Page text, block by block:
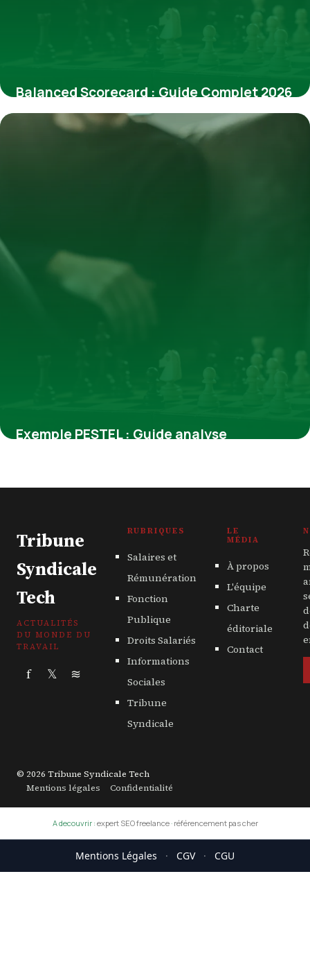
Balanced Scorecard : Guide Complet 2026
25 juin 2026
Exemple PESTEL : Guide analyse
Tribune
Syndicale
Tech
ACTUALITÉS
DU MONDE DU
TRAVAIL
f 𝕏 ≋
RUBRIQUES
Salaires et
Rémunération
Fonction
Publique
Droits Salariés
Informations
Sociales
Tribune
Syndicale
LE
MÉDIA
À propos
L'équipe
Charte
éditoriale
Contact
© 2026 Tribune Syndicale Tech
Mentions légales
Confidentialité
A decouvrir : expert SEO freelance· référencement pas cher
Mentions Légales · CGV · CGU